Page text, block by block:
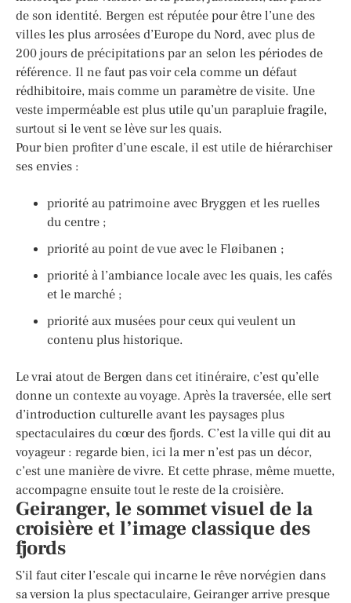
de son identité. Bergen est réputée pour être l’une des
villes les plus arrosées d’Europe du Nord, avec plus de
200 jours de précipitations par an selon les périodes de
référence. Il ne faut pas voir cela comme un défaut
rédhibitoire, mais comme un paramètre de visite. Une
veste imperméable est plus utile qu’un parapluie fragile,
surtout si le vent se lève sur les quais.
Pour bien profiter d’une escale, il est utile de hiérarchiser
ses envies :
priorité au patrimoine avec Bryggen et les ruelles
du centre ;
priorité au point de vue avec le Fløibanen ;
priorité à l’ambiance locale avec les quais, les cafés
et le marché ;
priorité aux musées pour ceux qui veulent un
contenu plus historique.
Le vrai atout de Bergen dans cet itinéraire, c’est qu’elle
donne un contexte au voyage. Après la traversée, elle sert
d’introduction culturelle avant les paysages plus
spectaculaires du cœur des fjords. C’est la ville qui dit au
voyageur : regarde bien, ici la mer n’est pas un décor,
c’est une manière de vivre. Et cette phrase, même muette,
accompagne ensuite tout le reste de la croisière.
Geiranger, le sommet visuel de la
croisière et l’image classique des
fjords
S’il faut citer l’escale qui incarne le rêve norvégien dans
sa version la plus spectaculaire, Geiranger arrive presque